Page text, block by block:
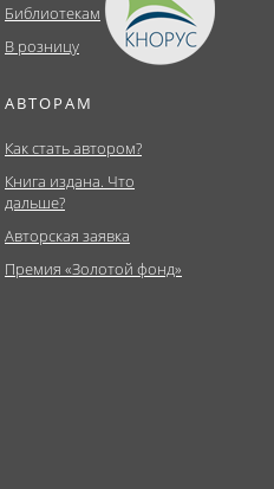
Библиотекам
В розницу
АВТОРАМ
Как стать автором?
Книга издана. Что
дальше?
Авторская заявка
Премия «Золотой фонд»